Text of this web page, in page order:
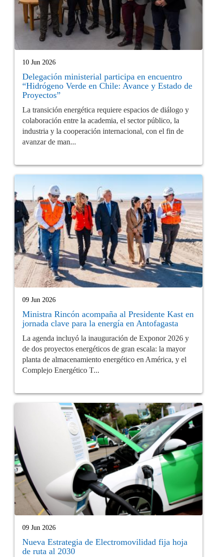
10 Jun 2026
Delegación ministerial participa en encuentro
“Hidrógeno Verde en Chile: Avance y Estado de
Proyectos”
La transición energética requiere espacios de diálogo y
colaboración entre la academia, el sector público, la
industria y la cooperación internacional, con el fin de
avanzar de man...
09 Jun 2026
Ministra Rincón acompaña al Presidente Kast en
jornada clave para la energía en Antofagasta
La agenda incluyó la inauguración de Exponor 2026 y
de dos proyectos energéticos de gran escala: la mayor
planta de almacenamiento energético en América, y el
Complejo Energético T...
09 Jun 2026
Nueva Estrategia de Electromovilidad fija hoja
de ruta al 2030